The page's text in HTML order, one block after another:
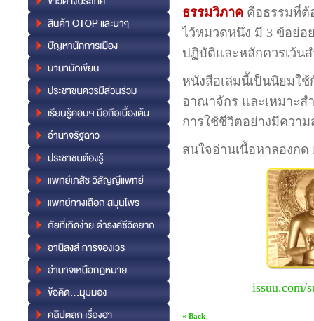
ธรรมวิภาค คือธรรมที่ต้
ไว้หมวดหนึ่ง มี 3 ข้อย่อ
ปฏิบัติและหลักควรเว้น
หนังสือเล่มนี้เป็นนิยมใ
อาณาจักร และเหมาะส
การใช้ชีวิตอย่างมีความ
สนใจอ่านเนื้อหาลองกด
issuu.com/
« Back